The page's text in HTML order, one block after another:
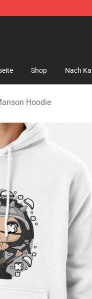
Merchandise Store
Shop Nach
Hoodie